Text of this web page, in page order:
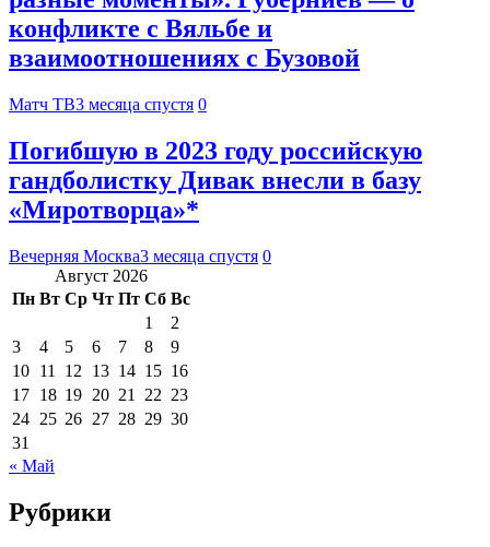
конфликте с Вяльбе и
взаимоотношениях с Бузовой
Матч ТВ3 месяца спустя 0
Погибшую в 2023 году российскую
гандболистку Дивак внесли в базу
«Миротворца»*
Вечерняя Москва3 месяца спустя 0
Август 2026
Пн Вт Ср Чт Пт Сб Вс
1
2
3
4 5 6 7 8
9
10 11 12 13 14 15 16
17 18 19 20 21 22 23
24 25 26 27 28 29 30
31
« Май
Рубрики